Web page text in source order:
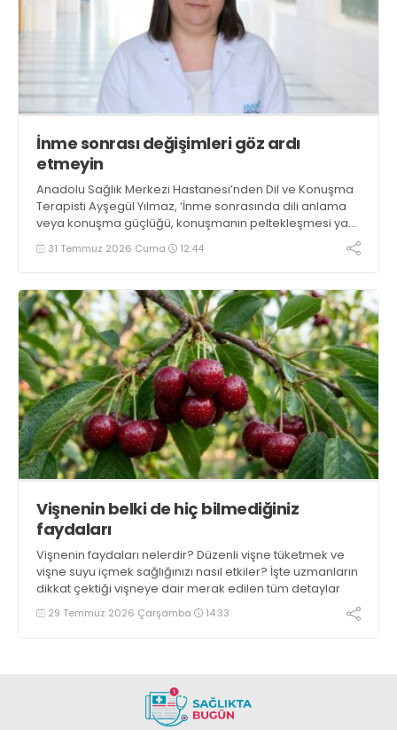
İnme sonrası değişimleri göz ardı
etmeyin
Anadolu Sağlık Merkezi Hastanesi’nden Dil ve Konuşma
Terapisti Ayşegül Yılmaz, ‘İnme sonrasında dili anlama
veya konuşma güçlüğü, konuşmanın peltekleşmesi ya
da sözcükleri doğru şekilde söyleyememe gibi sorunlar
ortaya çıkabilir. Bu sorunlar yalnızca iletişimi değil, kişinin
açıklamasında bulundu
31 Temmuz 2026 Cuma 12:44
Vişnenin belki de hiç bilmediğiniz
faydaları
Vişnenin faydaları nelerdir? Düzenli vişne tüketmek ve
vişne suyu içmek sağlığınızı nasıl etkiler? İşte uzmanların
dikkat çektiği vişneye dair merak edilen tüm detaylar
29 Temmuz 2026 Çarşamba 14:33